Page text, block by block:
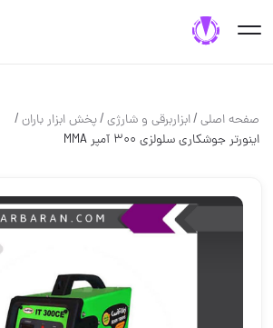
صفحه اصلی/ابزاربرقی و شارژی/پخش ابزار باران/
اینورتر جوشکاری سلولزی 300 آمپر MMA